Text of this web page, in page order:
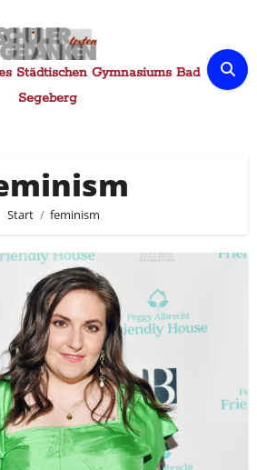
Städtischen Gymnasiums Bad
Segeberg
Start feminism